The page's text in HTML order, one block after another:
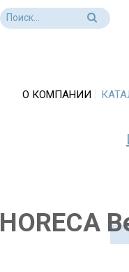
О КОМПАНИИ
HORECA